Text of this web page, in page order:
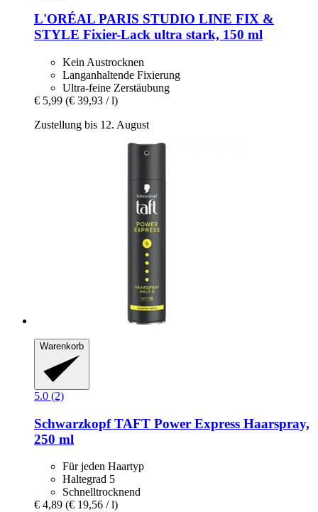
L'ORÉAL PARIS STUDIO LINE FIX &
STYLE Fixier-​Lack ultra stark, 150 ml
Kein Austrocknen
Langanhaltende Fixierung
Ultra-feine Zerstäubung
€ 5,99 (€ 39,93 / l)
Zustellung bis 12. August
Warenkorb
5.0 (2)
SchwarzkopfTAFT Power Express Haarspray,
250 ml
Für jeden Haartyp
Haltegrad 5
Schnelltrocknend
€ 4,89 (€ 19,56 / l)